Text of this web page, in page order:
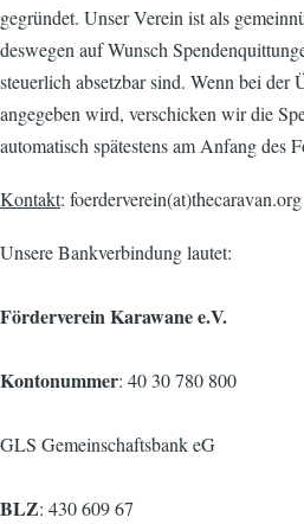
gegründet. Unser Verein ist als
deswegen auf Wunsch
steuerlich absetzbar sind. Wenn bei der
angegeben wird, verschicken wir die
automatisch spätestens am Anfang des
Kontakt: foerderverein(at)thecaravan.org
Unsere Bankverbindung lautet:
Förderverein Karawane e.V.
Kontonummer: 40 30 780 800
GLS Gemeinschaftsbank eG
BLZ: 430 609 67